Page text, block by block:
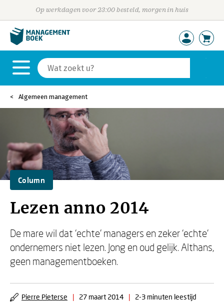
Op werkdagen voor 23:00 besteld, morgen in huis
Algemeen management
Column
Lezen anno 2014
De mare wil dat ‘echte’ managers en zeker ‘echte’
ondernemers niet lezen. Jong en oud gelijk. Althans,
geen managementboeken.
Pierre Pieterse | 27 maart 2014 | 2-3 minuten leestijd